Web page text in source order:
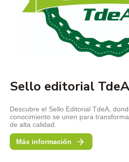
Sello editorial TdeA
Descubre el Sello Editorial TdeA,
conocimiento se unen para
de alta calidad.
Más información